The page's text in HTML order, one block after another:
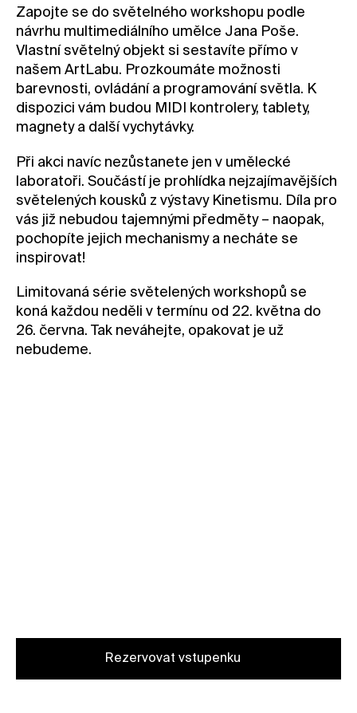
Kontakt
Novinky
Pro média
Pronájem prostor
Volné pozice
Zapojte se do světelného workshopu podle
návrhu multimediálního umělce Jana Poše.
Vlastní světelný objekt si sestavíte přímo v
našem ArtLabu. Prozkoumáte možnosti
barevnosti, ovládání a programování světla. K
dispozici vám budou MIDI kontrolery, tablety,
magnety a další vychytávky.
Při akci navíc nezůstanete jen v umělecké
laboratoři. Součástí je prohlídka nejzajímavějších
světelených kousků z výstavy Kinetismu. Díla pro
vás již nebudou tajemnými předměty – naopak,
pochopíte jejich mechanismy a necháte se
inspirovat!
Limitovaná série světelených workshopů se
koná každou neděli v termínu od 22. května do
26. června. Tak neváhejte, opakovat je už
nebudeme.
Rezervovat vstupenku